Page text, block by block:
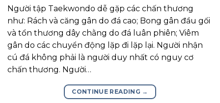
Người tập Taekwondo dễ gặp các chấn thương
như: Rách và căng gân do đá cao; Bong gân đầu gối
và tổn thương dây chằng do đá luân phiên; Viêm
gân do các chuyển động lặp đi lặp lại. Người nhận
cú đá không phải là người duy nhất có nguy cơ
chấn thương. Người…
CONTINUE READING →